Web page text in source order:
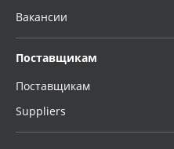
Вакансии
Поставщикам
Поставщикам
Suppliers